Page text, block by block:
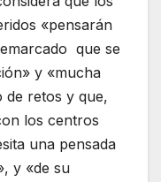
«pensarán
que se
y «mucha
de retos y que,
los centros
una pensada
y «de su